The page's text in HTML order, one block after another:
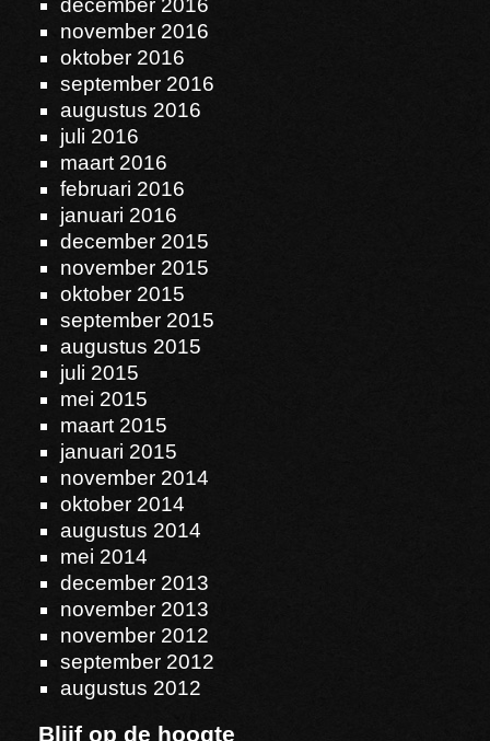
december 2016
november 2016
oktober 2016
september 2016
augustus 2016
juli 2016
maart 2016
februari 2016
januari 2016
december 2015
november 2015
oktober 2015
september 2015
augustus 2015
juli 2015
mei 2015
maart 2015
januari 2015
november 2014
oktober 2014
augustus 2014
mei 2014
december 2013
november 2013
november 2012
september 2012
augustus 2012
Blijf op de hoogte